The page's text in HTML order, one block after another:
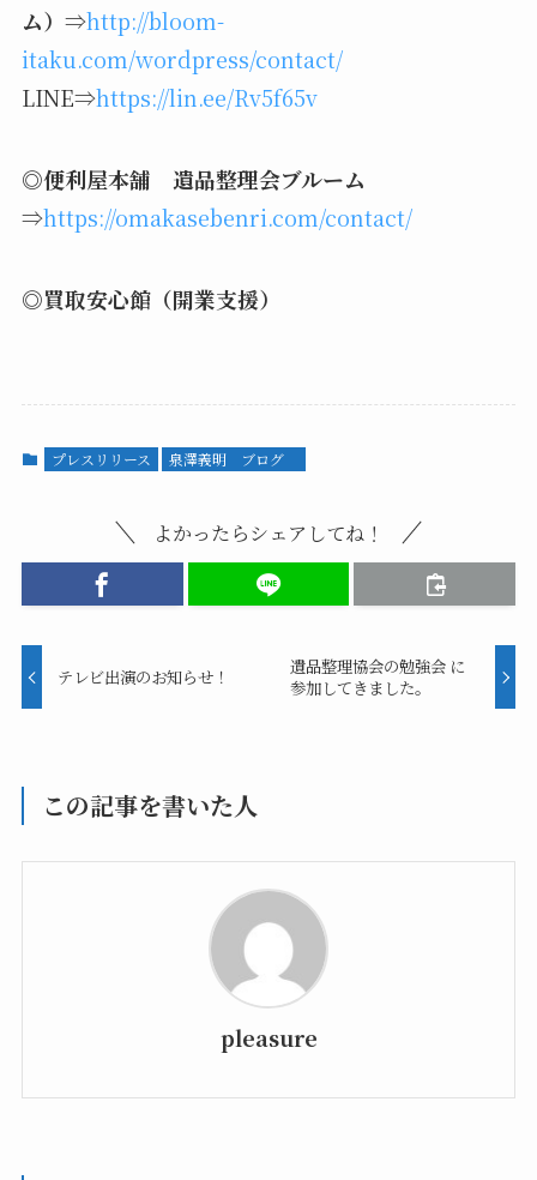
ム） ⇒http://bloom-
itaku.com/wordpress/contact/
LINE⇒https://lin.ee/Rv5f65v
◎便利屋本舗 遺品整理会ブルーム
⇒https://omakasebenri.com/contact/
◎買取安心館（開業支援）
プレスリリース 泉澤義明 ブログ
よかったらシェアしてね！
テレビ出演のお知らせ！
遺品整理協会の勉強会 に
参加してきました。
この記事を書いた人
pleasure